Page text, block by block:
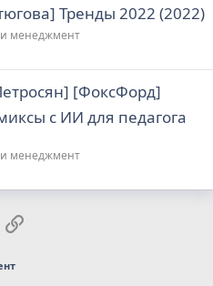
Тренды 2022 (2022)
и менеджмент
[ФоксФорд]
с ИИ для педагога
и менеджмент
почта
Ссылка